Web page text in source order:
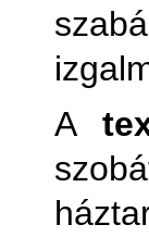
A